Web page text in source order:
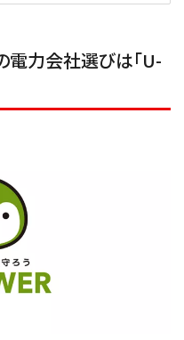
電力会社選びは「U-